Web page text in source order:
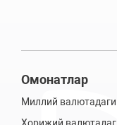
Омонатлар
Миллий